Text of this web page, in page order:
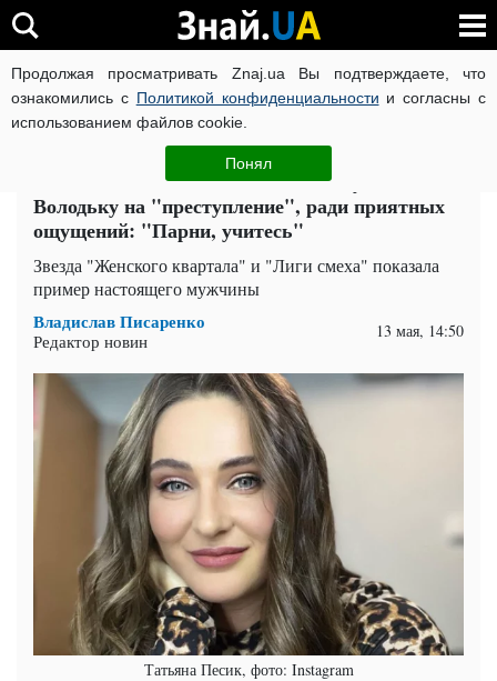
Продолжая просматривать Znaj.ua Вы подтверждаете, что
ознакомились с Политикой конфиденциальности и согласны с
использованием файлов cookie.
Понял
ВОЙНА РОССИИ ПРОТИВ УКРАИНЫ КОРОНАВИРУС В
ЧИТАТИ УКРАЇНСЬКОЮ
Таня Песик из "Лиги смеха" толкнула
Володьку на "преступление", ради приятных
ощущений: "Парни, учитесь"
Звезда "Женского квартала" и "Лиги смеха" показала
пример настоящего мужчины
Владислав Писаренко
Редактор новин 13 мая, 14:50
Татьяна Песик, фото: Instagram